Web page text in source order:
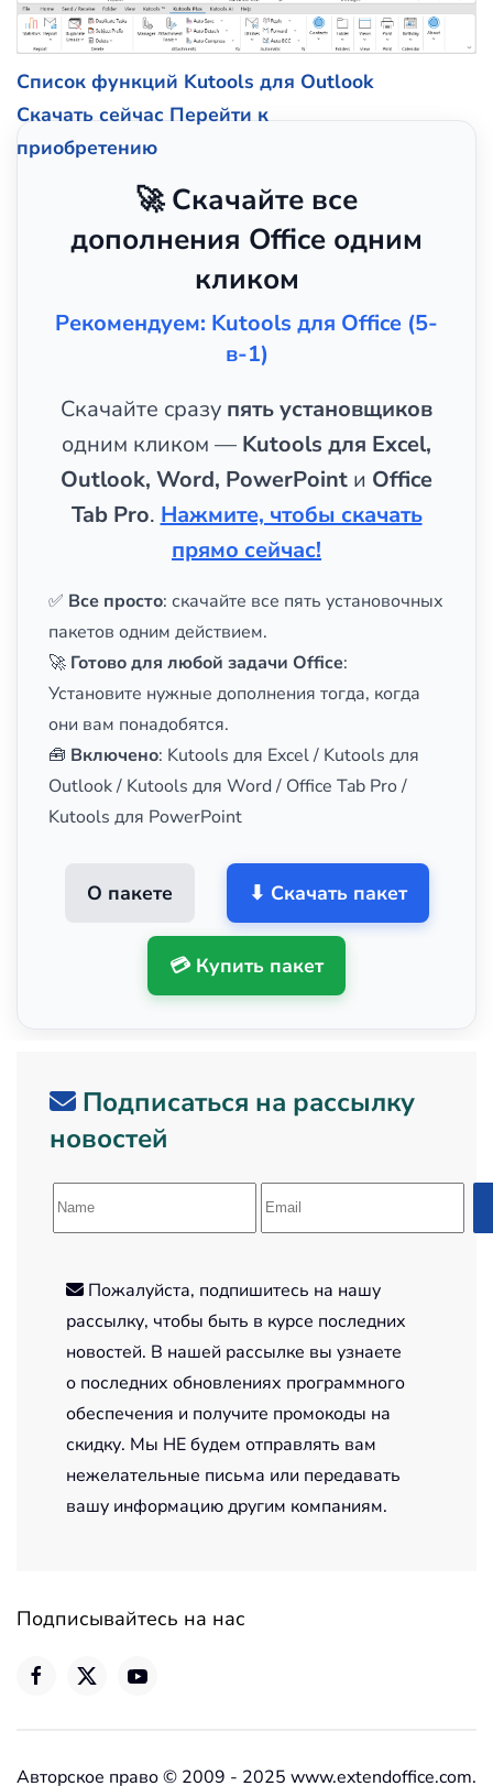
Список функций Kutools для Outlook
Скачать сейчас Перейти к
приобретению
🚀 Скачайте все
дополнения Office одним
кликом
Рекомендуем: Kutools для Office (5-
в-1)
Скачайте сразу пять установщиков
одним кликом — Kutools для Excel,
Outlook, Word, PowerPoint и Office
Tab Pro. Нажмите, чтобы скачать
прямо сейчас!
✅ Все просто: скачайте все пять установочных
пакетов одним действием.
🚀 Готово для любой задачи Office:
Установите нужные дополнения тогда, когда
они вам понадобятся.
🧰 Включено: Kutools для Excel / Kutools для
Outlook / Kutools для Word / Office Tab Pro /
Kutools для PowerPoint
О пакете ⬇ Скачать пакет
💳 Купить пакет
Подписаться на рассылку
новостей
Пожалуйста, подпишитесь на нашу
рассылку, чтобы быть в курсе последних
новостей. В нашей рассылке вы узнаете
о последних обновлениях программного
обеспечения и получите промокоды на
скидку. Мы НЕ будем отправлять вам
нежелательные письма или передавать
вашу информацию другим компаниям.
Подписывайтесь на нас
Авторское право © 2009 - 2025 www.extendoffice.com.